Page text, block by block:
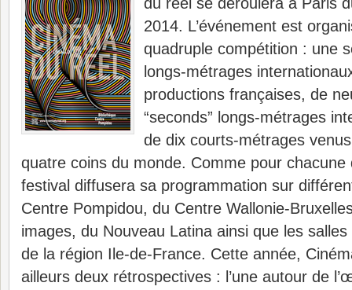
2014. L’événement est
quadruple compétition : une
longs-métrages
productions françaises, de
“seconds” longs-métrages
de dix courts-métrages
quatre coins du monde. Comme pour chacune
festival diffusera sa programmation sur
Centre Pompidou, du Centre Wallonie-
images, du Nouveau Latina ainsi que les
de la région Ile-de-France. Cette année,
ailleurs deux rétrospectives : l’une autour de